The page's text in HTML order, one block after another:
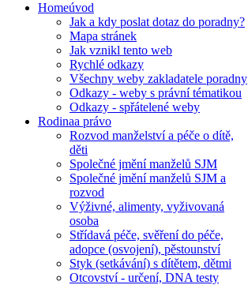
Homeúvod
Jak a kdy poslat dotaz do poradny?
Mapa stránek
Jak vznikl tento web
Rychlé odkazy
Všechny weby zakladatele poradny
Odkazy - weby s právní tématikou
Odkazy - spřátelené weby
Rodinaa právo
Rozvod manželství a péče o dítě,
děti
Společné jmění manželů SJM
Společné jmění manželů SJM a
rozvod
Výživné, alimenty, vyživovaná
osoba
Střídavá péče, svěření do péče,
adopce (osvojení), pěstounství
Styk (setkávání) s dítětem, dětmi
Otcovství - určení, DNA testy